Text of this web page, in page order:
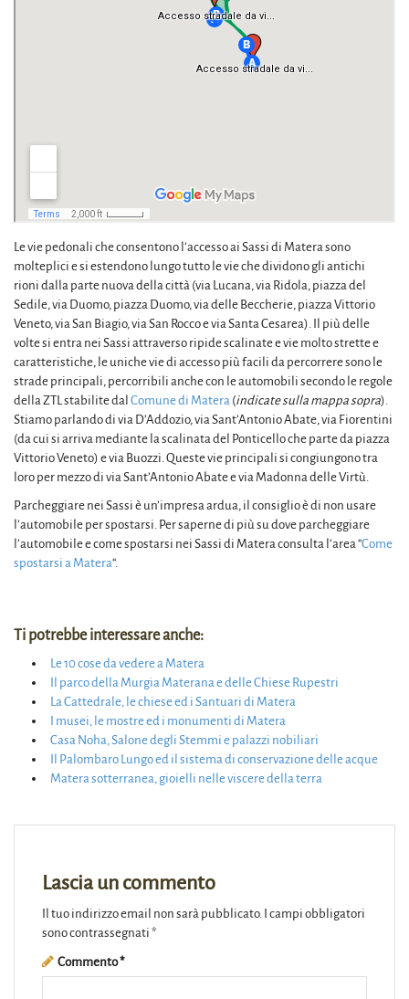
Le vie pedonali che consentono l’accesso ai Sassi di Matera sono
molteplici e si estendono lungo tutto le vie che dividono gli antichi
rioni dalla parte nuova della città (via Lucana, via Ridola, piazza del
Sedile, via Duomo, piazza Duomo, via delle Beccherie, piazza Vittorio
Veneto, via San Biagio, via San Rocco e via Santa Cesarea). Il più delle
volte si entra nei Sassi attraverso ripide scalinate e vie molto strette e
caratteristiche, le uniche vie di accesso più facili da percorrere sono le
strade principali, percorribili anche con le automobili secondo le regole
della ZTL stabilite dal Comune di Matera (indicate sulla mappa sopra).
Stiamo parlando di via D’Addozio, via Sant’Antonio Abate, via Fiorentini
(da cui si arriva mediante la scalinata del Ponticello che parte da piazza
Vittorio Veneto) e via Buozzi. Queste vie principali si congiungono tra
loro per mezzo di via Sant’Antonio Abate e via Madonna delle Virtù.
Parcheggiare nei Sassi è un’impresa ardua, il consiglio è di non usare
l’automobile per spostarsi. Per saperne di più su dove parcheggiare
l’automobile e come spostarsi nei Sassi di Matera consulta l’area “Come
spostarsi a Matera“.
Ti potrebbe interessare anche:
Le 10 cose da vedere a Matera
Il parco della Murgia Materana e delle Chiese Rupestri
La Cattedrale, le chiese ed i Santuari di Matera
I musei, le mostre ed i monumenti di Matera
Casa Noha, Salone degli Stemmi e palazzi nobiliari
Il Palombaro Lungo ed il sistema di conservazione delle acque
Matera sotterranea, gioielli nelle viscere della terra
Lascia un commento
Il tuo indirizzo email non sarà pubblicato. I campi obbligatori
sono contrassegnati *
Commento*